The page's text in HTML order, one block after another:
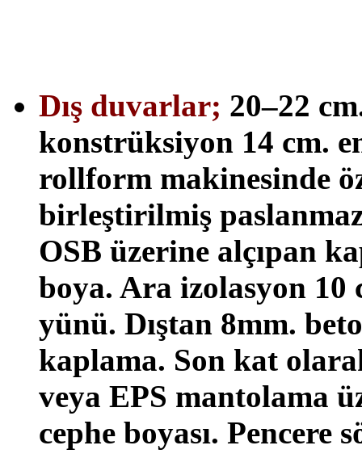
Dış duvarlar; 20–22
konstrüksiyon 14 cm.
rollform makinesinde
birleştirilmiş
OSB üzerine alçıpan
boya. Ara izolasyon 10
yünü. Dıştan 8mm.
kaplama. Son kat
veya EPS mantolama
cephe boyası. Pencere